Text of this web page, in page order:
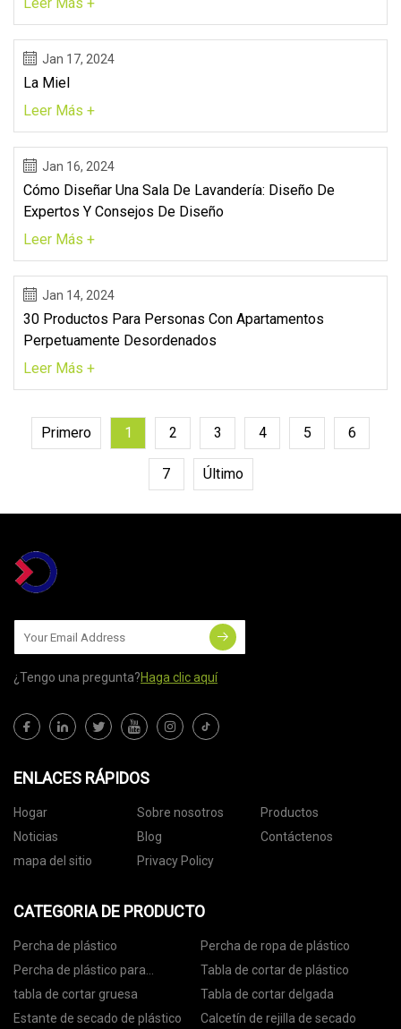
Jan 17, 2024
La Miel
Leer Más +
Jan 16, 2024
Cómo Diseñar Una Sala De Lavandería: Diseño De
Expertos Y Consejos De Diseño
Leer Más +
Jan 14, 2024
30 Productos Para Personas Con Apartamentos
Perpetuamente Desordenados
Leer Más +
Primero 1 2 3 4 5 6
7 Último
¿Tengo una pregunta?Haga clic aquí
ENLACES RÁPIDOS
Hogar Sobre nosotros
Productos
Noticias
Blog
Contáctenos
mapa del sitio
Privacy Policy
CATEGORIA DE PRODUCTO
Percha de plástico
Percha de ropa de plástico
Percha de plástico para
pantalones
Tabla de cortar de plástico
tabla de cortar gruesa
Tabla de cortar delgada
Estante de secado de plástico
Calcetín de rejilla de secado